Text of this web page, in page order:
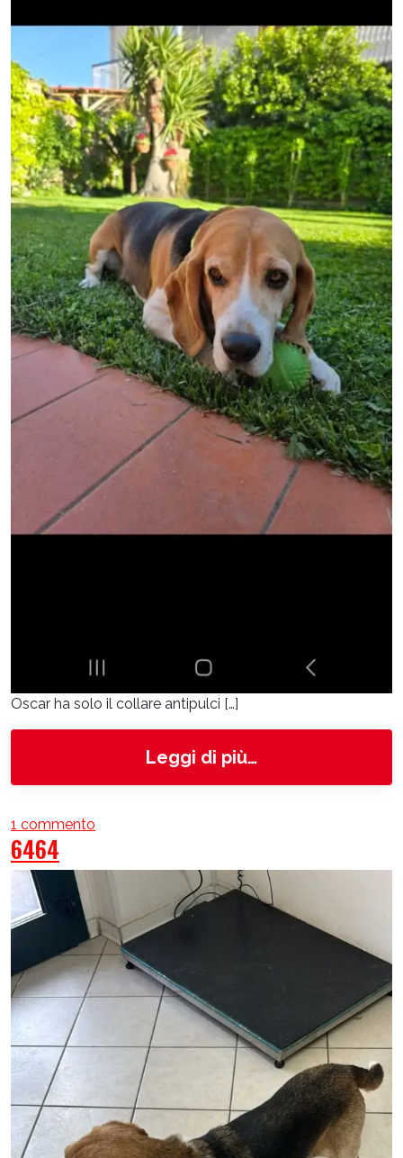
Oscar ha solo il collare antipulci […]
Leggi di più…from Oscar
1 commento
6464